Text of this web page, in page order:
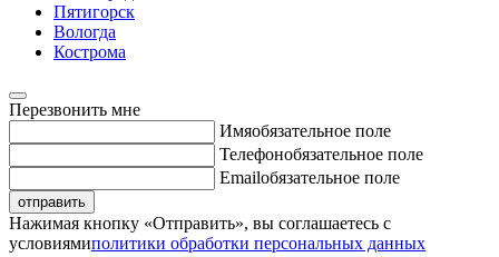
Пятигорск
Вологда
Кострома
Перезвонить мне
Имяобязательное поле
Телефонобязательное поле
Emailобязательное поле
отправить
Нажимая кнопку «Отправить», вы соглашаетесь с
условиямиполитики обработки персональных данных